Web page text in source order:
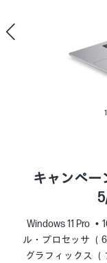
1
キャンペー
Windows 11 Pro
ル・プロセッサ （
グラフィックス （